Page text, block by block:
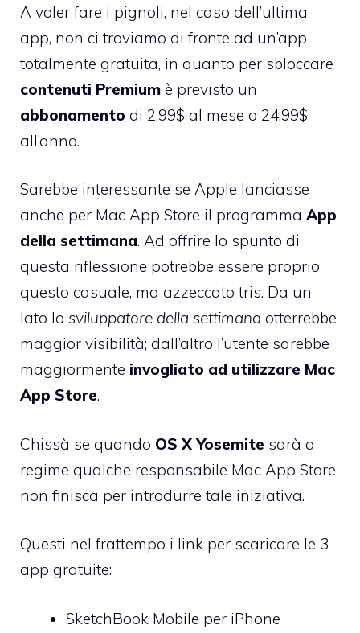
A voler fare i pignoli, nel caso dell’ultima
app, non ci troviamo di fronte ad un’app
totalmente gratuita, in quanto per sbloccare
contenuti Premium è previsto un
abbonamento di 2,99$ al mese o 24,99$
all’anno.
Sarebbe interessante se Apple lanciasse
anche per Mac App Store il programma App
della settimana. Ad offrire lo spunto di
questa riflessione potrebbe essere proprio
questo casuale, ma azzeccato tris. Da un
lato lo sviluppatore della settimana otterrebbe
maggior visibilità; dall’altro l’utente sarebbe
maggiormente invogliato ad utilizzare Mac
App Store.
Chissà se quando OS X Yosemite sarà a
regime qualche responsabile Mac App Store
non finisca per introdurre tale iniziativa.
Questi nel frattempo i link per scaricare le 3
app gratuite:
SketchBook Mobile per iPhone